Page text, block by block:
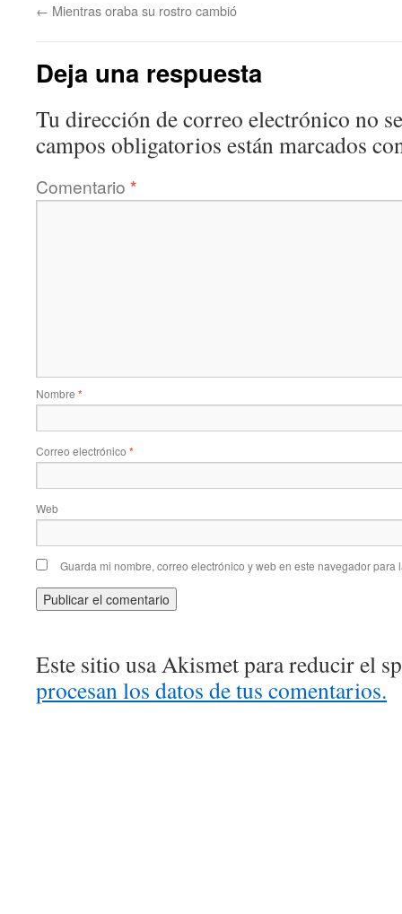
← Mientras oraba su rostro cambió
Deja una respuesta
Tu dirección de correo electrónico no
campos obligatorios están marcados
Comentario *
Nombre *
Correo electrónico *
Web
Guarda mi nombre, correo electrónico y web en este navegador para
Este sitio usa Akismet para reducir el
procesan los datos de tus comentarios.